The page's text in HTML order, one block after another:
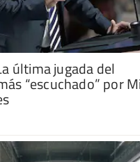
última jugada del
“escuchado” por